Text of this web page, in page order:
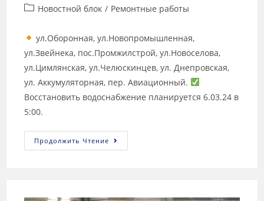
Новостной блок / Ремонтные работы
ул.Оборонная, ул.Новопромышленная,
ул.Звейнека, пос.Промжилстрой, ул.Новоселова,
ул.Цимлянская, ул.Челюскинцев, ул. Днепровская,
ул. Аккумуляторная, пер. Авиационный.
Восстановить водоснабжение планируется 6.03.24 в
5:00.
Продолжить Чтение